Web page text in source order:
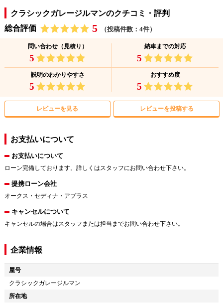
クラシックガレージルマンのクチコミ・評判
総合評価
5 （投稿件数：4件）
問い合わせ（見積り）
5
納車までの対応
5
説明のわかりやすさ
5
おすすめ度
5
レビューを見る レビューを投稿する
お支払いについて
お支払いについて
ローン完備しております。詳しくはスタッフにお問い合わせ下さい。
提携ローン会社
オークス・セディナ・アプラス
キャンセルについて
キャンセルの場合はスタッフまたは担当までお問い合わせ下さい。
企業情報
屋号
クラシックガレージルマン
所在地